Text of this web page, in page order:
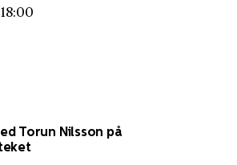
Torun Nilsson på